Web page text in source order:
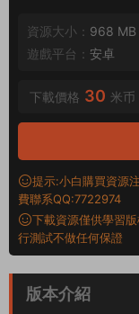
資源大小： 968 MB
遊戲平台： 安卓
下載價格 30 米币
提示:小白購買資源
費聯系QQ:7722974
下載資源僅供學習
行測試不做任何保證
版本介紹